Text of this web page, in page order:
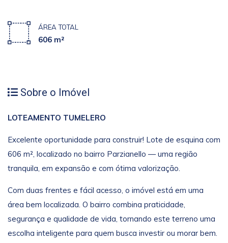
ÁREA TOTAL
606 m²
Sobre o Imóvel
LOTEAMENTO TUMELERO
Excelente oportunidade para construir! Lote de esquina com
606 m², localizado no bairro Parzianello — uma região
tranquila, em expansão e com ótima valorização.
Com duas frentes e fácil acesso, o imóvel está em uma
área bem localizada. O bairro combina praticidade,
segurança e qualidade de vida, tornando este terreno uma
escolha inteligente para quem busca investir ou morar bem.